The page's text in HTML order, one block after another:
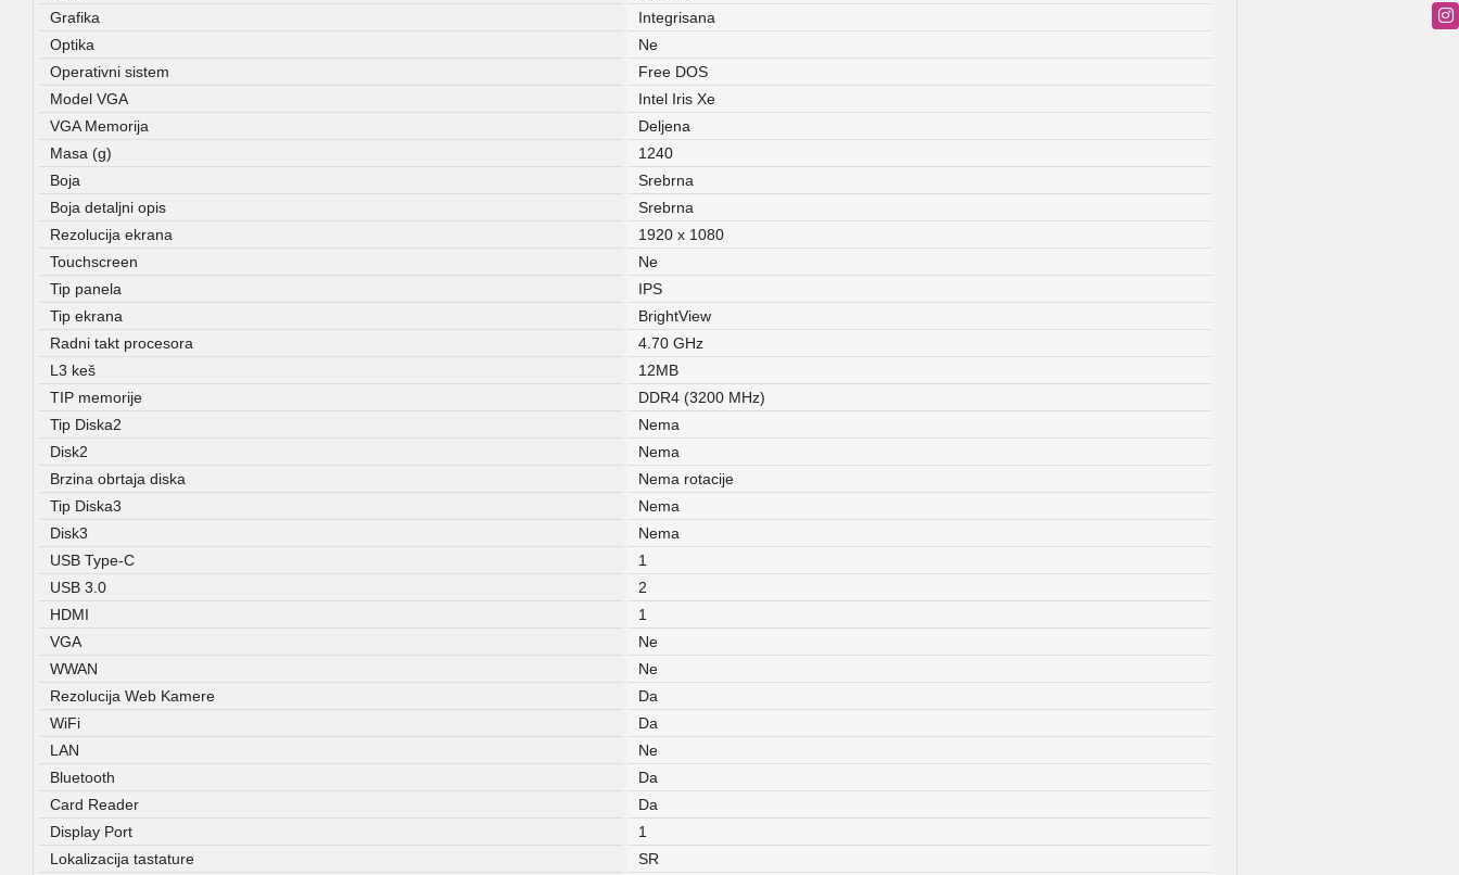
Grafika
Integrisana
Optika
Ne
Operativni sistem
Free DOS
Model VGA
Intel Iris Xe
VGA Memorija
Deljena
Masa (g)
1240
Boja
Srebrna
Boja detaljni opis
Srebrna
Rezolucija ekrana
1920 x 1080
Touchscreen
Ne
Tip panela
IPS
Tip ekrana
BrightView
Radni takt procesora
4.70 GHz
L3 keš
12MB
TIP memorije
DDR4 (3200 MHz)
Tip Diska2
Nema
Disk2
Nema
Brzina obrtaja diska
Nema rotacije
Tip Diska3
Nema
Disk3
Nema
USB Type-C
1
USB 3.0
2
HDMI
1
VGA
Ne
WWAN
Ne
Rezolucija Web Kamere
Da
WiFi
Da
LAN
Ne
Bluetooth
Da
Card Reader
Da
Display Port
1
Lokalizacija tastature
SR